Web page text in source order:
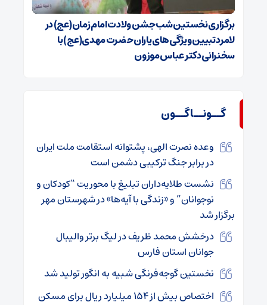
برگزاری نخستین شب جشن ولادت امام زمان(عج) در
لامرد تبیین ویژگی‌های یاران حضرت مهدی(عج) با
سخنرانی دکتر عباس موزون
گــونــاگــون
وعده نصرت الهی، پشتوانه استقامت ملت ایران
در برابر جنگ ترکیبی دشمن است
نشست طلایه‌داران تبلیغ با محوریت “کودکان و
نوجوانان” و «زندگی با آیه‌ها» در شهرستان مهر
برگزار شد
درخشش محمد ظریف در لیگ برتر والیبال
جوانان استان فارس
نخستین گوجه‌فرنگی شبیه به انگور تولید شد
اختصاص بیش از ۱۵۴ میلیارد ریال برای مسکن